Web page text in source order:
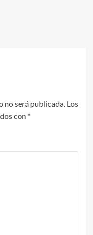
no será publicada. Los
con*